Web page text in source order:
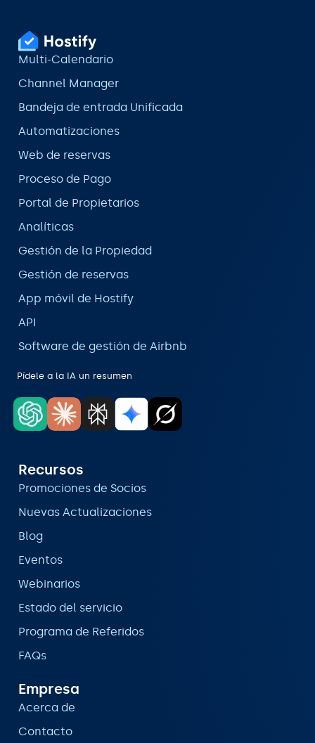
Multi-Calendario
Channel Manager
Bandeja de entrada Unificada
Automatizaciones
Web de reservas
Proceso de Pago
Portal de Propietarios
Analíticas
Gestión de la Propiedad
Gestión de reservas
App móvil de Hostify
API
Software de gestión de Airbnb
Pídele a la IA un resumen
Recursos
Promociones de Socios
Nuevas Actualizaciones
Blog
Eventos
Webinarios
Estado del servicio
Programa de Referidos
FAQs
Empresa
Acerca de
Contacto